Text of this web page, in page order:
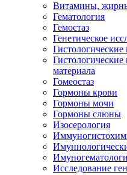
Витамины,
Гематология
Гемостаз
Генетическое
Гистологические
материала
Гомеостаз
Гормоны крови
Гормоны мочи
Гормоны слюны
Изосерология
Исследование